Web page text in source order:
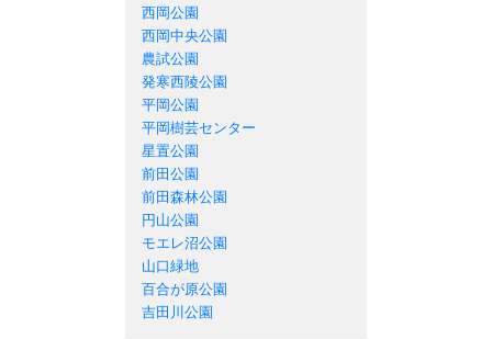
西岡公園
西岡中央公園
農試公園
発寒西陵公園
平岡公園
平岡樹芸センター
星置公園
前田公園
前田森林公園
円山公園
モエレ沼公園
山口緑地
百合が原公園
吉田川公園